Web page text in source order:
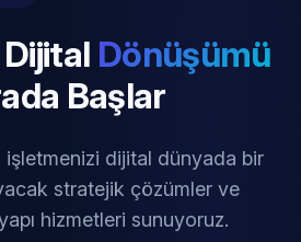
Dönüşümü
Başlar
dijital dünyada bir
stratejik çözümler ve
hizmetleri sunuyoruz.